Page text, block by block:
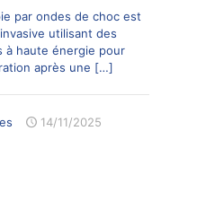
par ondes de choc est
utilisant des
à haute énergie pour
après une […]
14/11/2025